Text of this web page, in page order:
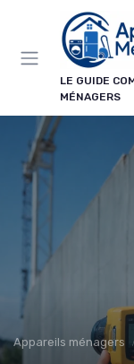
LE GUIDE
MÉNAGERS
Appareils ménagers
Panneau de